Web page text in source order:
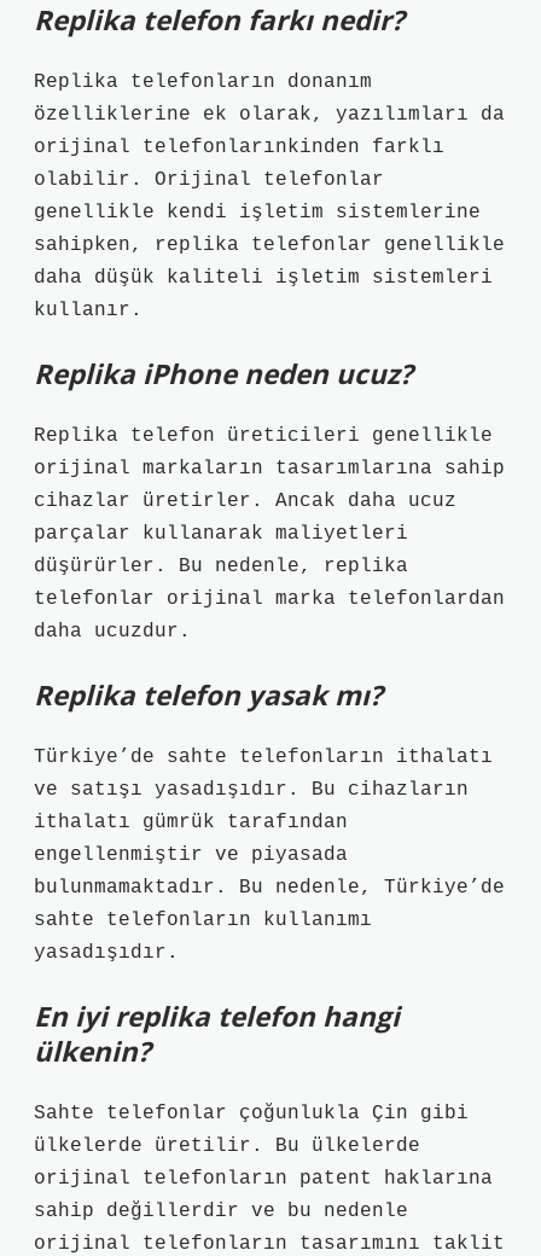
Replika telefon farkı nedir?
Replika telefonların donanım
özelliklerine ek olarak, yazılımları da
orijinal telefonlarınkinden farklı
olabilir. Orijinal telefonlar
genellikle kendi işletim sistemlerine
sahipken, replika telefonlar genellikle
daha düşük kaliteli işletim sistemleri
kullanır.
Replika iPhone neden ucuz?
Replika telefon üreticileri genellikle
orijinal markaların tasarımlarına sahip
cihazlar üretirler. Ancak daha ucuz
parçalar kullanarak maliyetleri
düşürürler. Bu nedenle, replika
telefonlar orijinal marka telefonlardan
daha ucuzdur.
Replika telefon yasak mı?
Türkiye’de sahte telefonların ithalatı
ve satışı yasadışıdır. Bu cihazların
ithalatı gümrük tarafından
engellenmiştir ve piyasada
bulunmamaktadır. Bu nedenle, Türkiye’de
sahte telefonların kullanımı
yasadışıdır.
En iyi replika telefon hangi
ülkenin?
Sahte telefonlar çoğunlukla Çin gibi
ülkelerde üretilir. Bu ülkelerde
orijinal telefonların patent haklarına
sahip değillerdir ve bu nedenle
orijinal telefonların tasarımını taklit